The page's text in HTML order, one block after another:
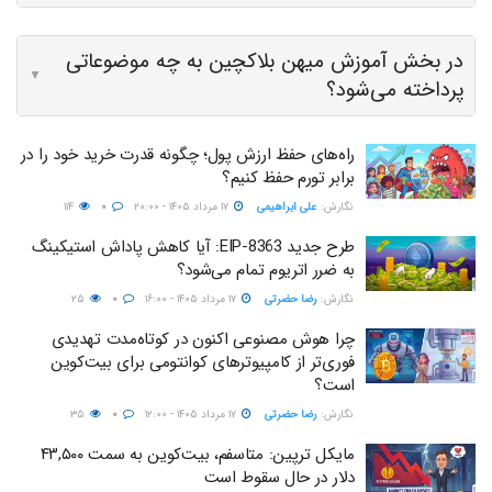
در بخش آموزش میهن بلاکچین به چه موضوعاتی
پرداخته می‌شود؟
▼
راه‌های حفظ ارزش پول؛ چگونه قدرت خرید خود را در
برابر تورم حفظ کنیم؟
نگارش:‌ علی ابراهیمی
طرح جدید EIP-8363: آیا کاهش پاداش استیکینگ
به ضرر اتریوم تمام می‌شود؟
نگارش:‌ رضا حضرتی
چرا هوش مصنوعی اکنون در کوتاه‌مدت تهدیدی
فوری‌تر از کامپیوترهای کوانتومی برای بیت‌کوین
است؟
نگارش:‌ رضا حضرتی
مایکل ترپین: متاسفم، بیت‌کوین به سمت ۴۳,۵۰۰
دلار در حال سقوط است